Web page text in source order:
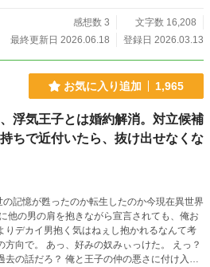
ら、もう止まれなくなるから。 だけど同室
しずつ、確実に距離は変わっていく。 塩対応
感想数 3
文字数 16,208
最終更新日 2026.06.18
登録日 2026.03.13
お気に入り追加 1,965
浮気王子とは婚約解消。対立候補
ちで近付いたら、抜け出せなくな
記憶が甦ったのか転生したのか今現在異世界
他の男の肩を抱きながら宣言されても、俺お
りデカイ男抱く気はねぇし抱かれるなんて考
っけた。 えっ？
去の話だろ？ 俺と王子の仲の悪さに付け入っ